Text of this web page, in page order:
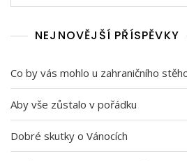
NEJNOVĚJŠÍ PŘÍSPĚVKY
Co by vás mohlo u zahraničního
Aby vše zůstalo v pořádku
Dobré skutky o Vánocích